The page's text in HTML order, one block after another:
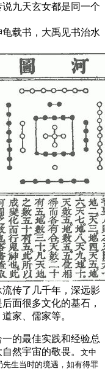
九天玄女都是同一个
载书，大禹见书治水
传了几千年，深远影
面很多文化的基石，
家、儒家等。
的最佳实践和经验总
然宇宙的敬畏。 文中
生当时的境遇，如有得罪